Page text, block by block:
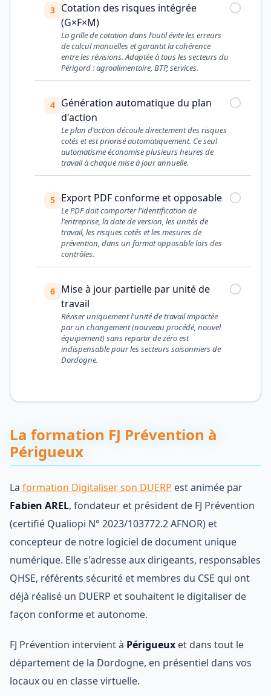
3 Cotation des risques intégrée
(G×F×M)
La grille de cotation dans l'outil évite les erreurs
de calcul manuelles et garantit la cohérence
entre les révisions. Adaptée à tous les secteurs du
Périgord : agroalimentaire, BTP, services.
4 Génération automatique du plan
d'action
Le plan d'action découle directement des risques
cotés et est priorisé automatiquement. Ce seul
automatisme économise plusieurs heures de
travail à chaque mise à jour annuelle.
5 Export PDF conforme et opposable
Le PDF doit comporter l'identification de
l'entreprise, la date de version, les unités de
travail, les risques cotés et les mesures de
prévention, dans un format opposable lors des
contrôles.
6 Mise à jour partielle par unité de
travail
Réviser uniquement l'unité de travail impactée
par un changement (nouveau procédé, nouvel
équipement) sans repartir de zéro est
indispensable pour les secteurs saisonniers de
Dordogne.
La formation FJ Prévention à
Périgueux
La formation Digitaliser son DUERP est animée par
Fabien AREL, fondateur et président de FJ Prévention
(certifié Qualiopi N° 2023/103772.2 AFNOR) et
concepteur de notre logiciel de document unique
numérique. Elle s'adresse aux dirigeants, responsables
QHSE, référents sécurité et membres du CSE qui ont
déjà réalisé un DUERP et souhaitent le digitaliser de
façon conforme et autonome.
FJ Prévention intervient à Périgueux et dans tout le
département de la Dordogne, en présentiel dans vos
locaux ou en classe virtuelle.